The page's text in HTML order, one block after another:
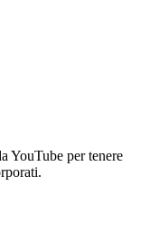
YouTube per tenere